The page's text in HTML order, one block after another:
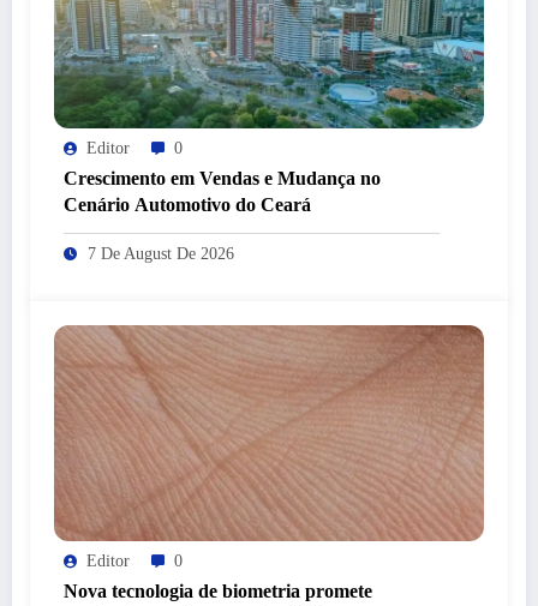
Editor 0
Crescimento em Vendas e Mudança no
Cenário Automotivo do Ceará
7 De August De 2026
Editor 0
Nova tecnologia de biometria promete